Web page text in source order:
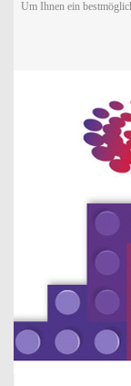
Um Ihnen ein